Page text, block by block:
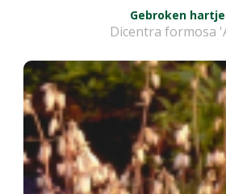
Gebroken
Dicentra formosa